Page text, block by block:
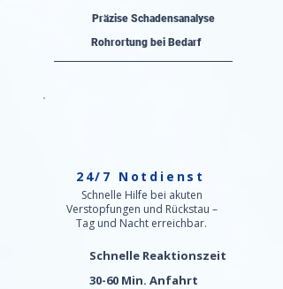
Präzise Schadensanalyse​
Rohrortung bei Bedarf
24/7 Notdienst
Schnelle Hilfe bei akuten
Verstopfungen und Rückstau –
Tag und Nacht erreichbar.
Schnelle Reaktionszeit
30-60 Min. Anfahrt